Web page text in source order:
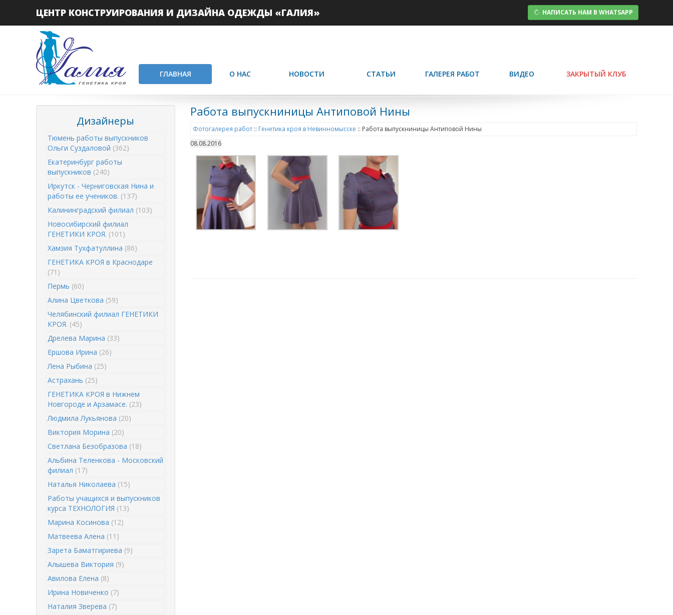
ЦЕНТР КОНСТРУИРОВАНИЯ И ДИЗАЙНА ОДЕЖДЫ «ГАЛИЯ» НАПИСАТЬ НАМ В WHATSAPP
ГЛАВНАЯ О НАС НОВОСТИ СТАТЬИ ГАЛЕРЕЯ РАБОТ ВИДЕО ЗАКРЫТЫЙ КЛУБ
Дизайнеры
Тюмень работы выпускников
Ольги Суздаловой (362)
Екатеринбург работы
выпускников (240)
Иркутск - Черниговская Нина и
работы ее учеников. (137)
Калининградский филиал (103)
Новосибирский филиал
ГЕНЕТИКИ КРОЯ. (101)
Хамзия Тухфатуллина (86)
ГЕНЕТИКА КРОЯ в Краснодаре
(71)
Пермь (60)
Алина Цветкова (59)
Челябинский филиал ГЕНЕТИКИ
КРОЯ. (45)
Дрелева Марина (33)
Ершова Ирина (26)
Лена Рыбина (25)
Астрахань (25)
ГЕНЕТИКА КРОЯ в Нижнем
Новгороде и Арзамасе. (23)
Людмила Лукьянова (20)
Виктория Морина (20)
Светлана Безобразова (18)
Альбина Теленкова - Московский
филиал (17)
Наталья Николаева (15)
Работы учащихся и выпускников
курса ТЕХНОЛОГИЯ (13)
Марина Косинова (12)
Матвеева Алена (11)
Зарета Баматгириева (9)
Алышева Виктория (9)
Авилова Елена (8)
Ирина Новиченко (7)
Наталия Зверева (7)
Работа выпускниницы Антиповой Нины
Фотогалерея работ:: Генетика кроя в Невинномысске :: Работа выпускниницы Антиповой Нины
08.08.2016